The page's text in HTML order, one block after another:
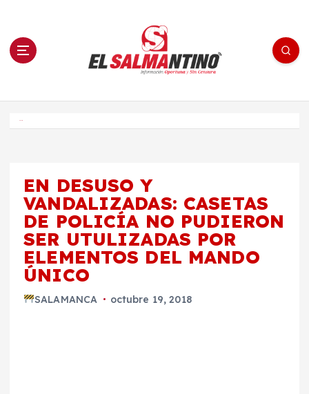
n El Salmantino - medios/noticias/editorial
EN DESUSO Y
VANDALIZADAS: CASETAS
DE POLICÍA NO PUDIERON
SER UTULIZADAS POR
ELEMENTOS DEL MANDO
ÚNICO
SALAMANCA octubre 19, 2018